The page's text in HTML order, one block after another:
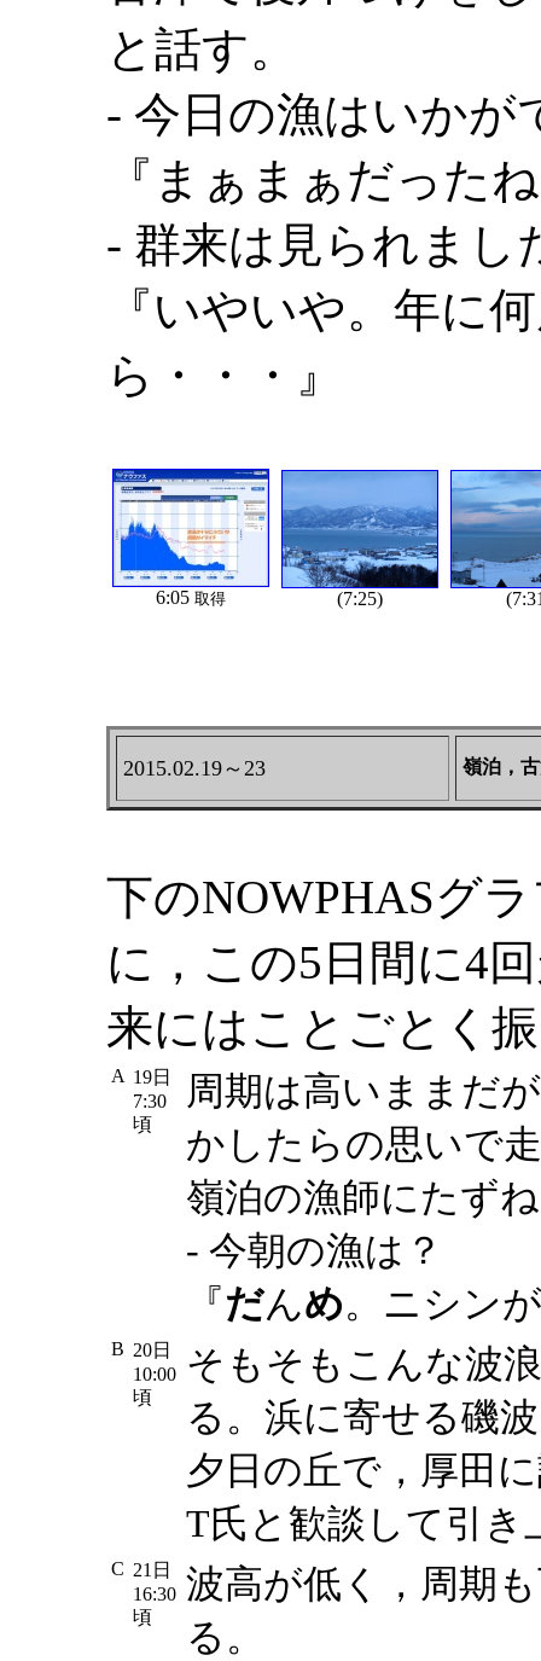
と話す。
- 今日の漁はいかが
『まぁまぁだった
- 群来は見られまし
『いやいや。年に
ら・・・』
6:05 取得 (7:25)
2015.02.19～23 嶺泊，
下のNOWPHASグ
に，この5日間に4
来にはことごとく
A 19日
7:30
頃
周期は高いままだ
かしたらの思いで
嶺泊の漁師にたず
- 今朝の漁は？
『だんめ。ニシンが
B 20日
10:00
頃
そもそもこんな波
る。浜に寄せる磯
夕日の丘で，厚田
T氏と歓談して引き
C 21日
16:30
頃
波高が低く，周期
る。